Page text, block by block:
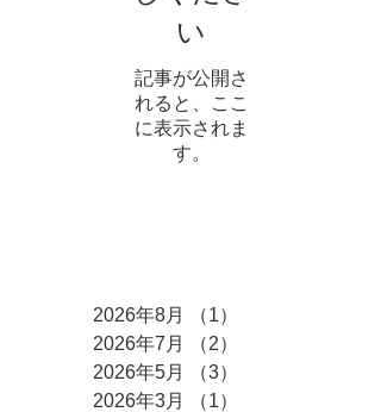
い
記事が公開さ
れると、ここ
に表示されま
す。
2026年8月 （1）
2026年7月
（2）
2026年5月
（3）
2026年3月
（1）